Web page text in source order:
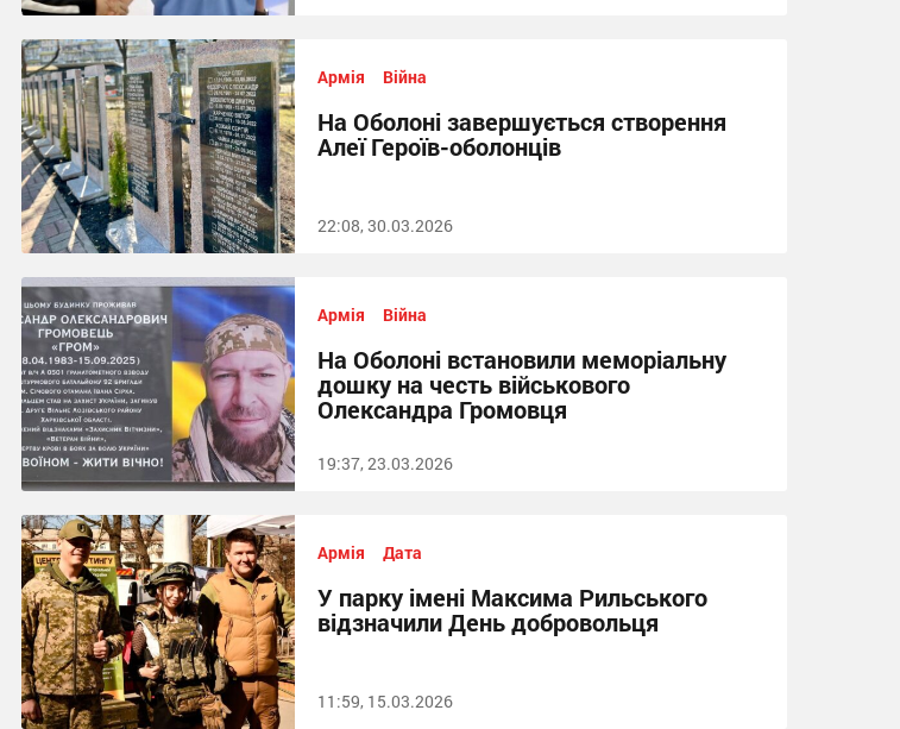
Армія Війна
На Оболоні завершується створення
Алеї Героїв-оболонців
22:08, 30.03.2026
Армія Війна
На Оболоні встановили меморіальну
дошку на честь військового
Олександра Громовця
19:37, 23.03.2026
Армія Дата
У парку імені Максима Рильського
відзначили День добровольця
11:59, 15.03.2026